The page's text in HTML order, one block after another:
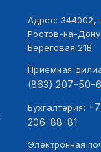
Адрес: 344002,
Ростов-на-
Береговая 21В
Приемная
(863) 207-50-
Бухгалтерия:
206-88-81
Электронная